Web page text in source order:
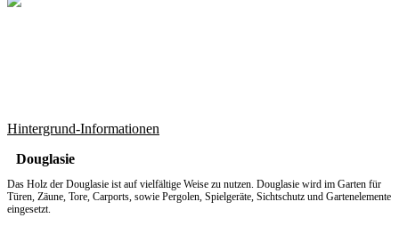
Hintergrund-Informationen
Douglasie
Das Holz der Douglasie ist auf vielfältige Weise zu nutzen. Douglasie wird im Garten für
Türen, Zäune, Tore, Carports, sowie Pergolen, Spielgeräte, Sichtschutz und Gartenelemente
eingesetzt.